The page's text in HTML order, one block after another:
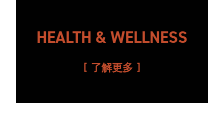
HEALTH & WELLNESS
了解更多